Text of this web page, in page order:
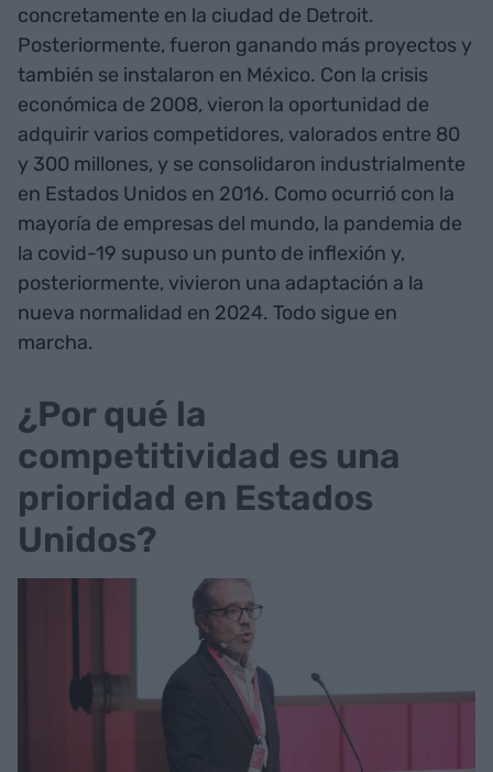
concretamente en la ciudad de Detroit.
Posteriormente, fueron ganando más proyectos y
también se instalaron en México. Con la crisis
económica de 2008, vieron la oportunidad de
adquirir varios competidores, valorados entre 80
y 300 millones, y se consolidaron industrialmente
en Estados Unidos en 2016. Como ocurrió con la
mayoría de empresas del mundo, la pandemia de
la covid-19 supuso un punto de inflexión y,
posteriormente, vivieron una adaptación a la
nueva normalidad en 2024. Todo sigue en
marcha.
¿Por qué la
competitividad es una
prioridad en Estados
Unidos?